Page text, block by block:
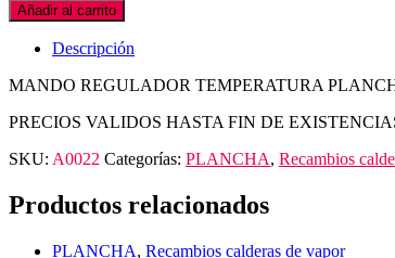
Añadir al carrito
Descripción
MANDO REGULADOR TEMPERATURA
PRECIOS VALIDOS HASTA FIN DE
SKU: A0022 Categorías: PLANCHA, Recambios
Productos relacionados
PLANCHA, Recambios calderas de vapor